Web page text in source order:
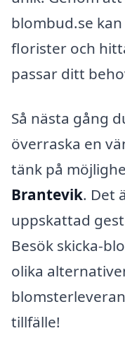
blombud.se
florister och
passar ditt
Så nästa gång
överraska en
tänk på
Brantevik. Det
uppskattad
Besök skicka-
olika
tillfälle!